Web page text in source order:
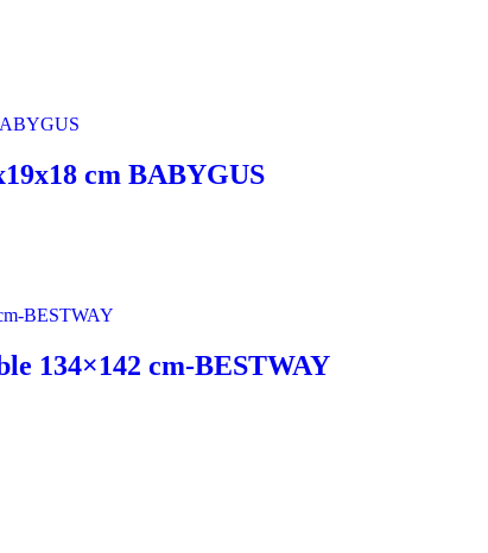
cm BABYGUS
134×142 cm-BESTWAY